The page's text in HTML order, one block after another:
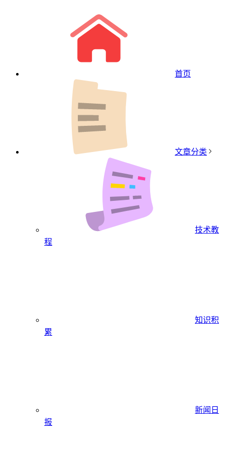
首页
文章分类
技术教
程
知识积
累
新闻日
报